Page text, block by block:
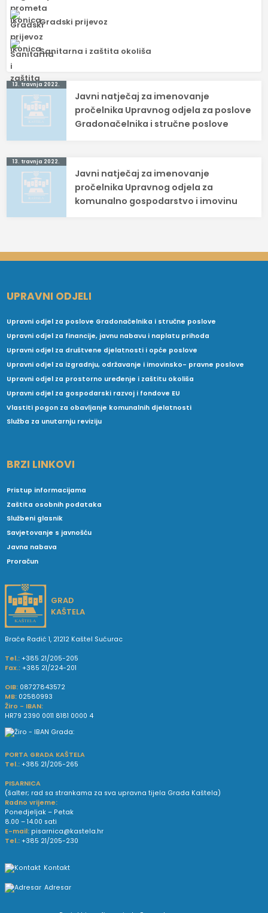
Gradski prijevoz
Sanitarna i zaštita okoliša
Navigacija
objava
13. travnja 2022.
Javni natječaj za imenovanje
pročelnika Upravnog odjela za poslove
Gradonačelnika i stručne poslove
13. travnja 2022.
Javni natječaj za imenovanje
pročelnika Upravnog odjela za
komunalno gospodarstvo i imovinu
UPRAVNI ODJELI
Upravni odjel za poslove Gradonačelnika i stručne poslove
Upravni odjel za financije, javnu nabavu i naplatu prihoda
Upravni odjel za društvene djelatnosti i opće poslove
Upravni odjel za izgradnju, održavanje i imovinsko- pravne poslove
Upravni odjel za prostorno uređenje i zaštitu okoliša
Upravni odjel za gospodarski razvoj i fondove EU
Vlastiti pogon za obavljanje komunalnih djelatnosti
Služba za unutarnju reviziju
BRZI LINKOVI
Pristup informacijama
Zaštita osobnih podataka
Službeni glasnik
Savjetovanje s javnošću
Javna nabava
Proračun
GRAD
KAŠTELA
Braće Radić 1, 21212 Kaštel Sućurac
Tel.: +385 21/205-205
Fax.: +385 21/224-201
OIB: 08727843572
MB: 02580993
Žiro - IBAN:
HR79 2390 0011 8181 0000 4
PORTA GRADA KAŠTELA
Tel.: +385 21/205-265
PISARNICA
(šalter; rad sa strankama za sva upravna tijela Grada Kaštela)
Radno vrijeme:
Ponedjeljak – Petak
8.00 – 14.00 sati
E-mail: pisarnica@kastela.hr
Tel.: +385 21/205-230
Kontakt
Adresar